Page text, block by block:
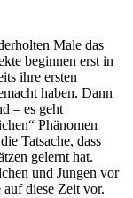
Male das
beginnen erst in
ihre ersten
haben. Dann
– es geht
Phänomen
Tatsache, dass
gelernt hat.
und Jungen vor
auf diese Zeit vor.